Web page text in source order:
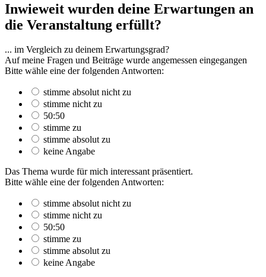
Inwieweit wurden deine Erwartungen an
die Veranstaltung erfüllt?
... im Vergleich zu deinem Erwartungsgrad?
Auf meine Fragen und Beiträge wurde angemessen eingegangen
Bitte wähle eine der folgenden Antworten:
stimme absolut nicht zu
stimme nicht zu
50:50
stimme zu
stimme absolut zu
keine Angabe
Das Thema wurde für mich interessant präsentiert.
Bitte wähle eine der folgenden Antworten:
stimme absolut nicht zu
stimme nicht zu
50:50
stimme zu
stimme absolut zu
keine Angabe